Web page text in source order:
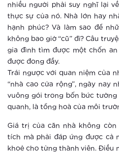
nhiều người phải suy nghĩ lại
thực sự của nó. Nhà lớn hay
hạnh phúc? Và làm sao để
không bao giờ “cũ” đi? Câu
gia đình tìm được một chốn
được đong đầy.
Trái ngược với quan niệm của
“nhà cao cửa rộng”, ngày nay
vuông gói trong bốn bức tường
quanh, là tổng hoà của môi
Giá trị của căn nhà không
tích mà phải đáp ứng được cả
khoẻ cho từng thành viên. Điều
Xem thêm
Thành phố
căn hộ thông
Điểm check-
dịp Tết thiếu
Xem thêm
Vingroup tổ